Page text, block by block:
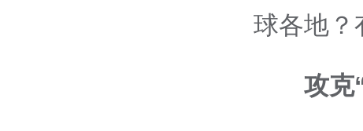
球各地？
攻克